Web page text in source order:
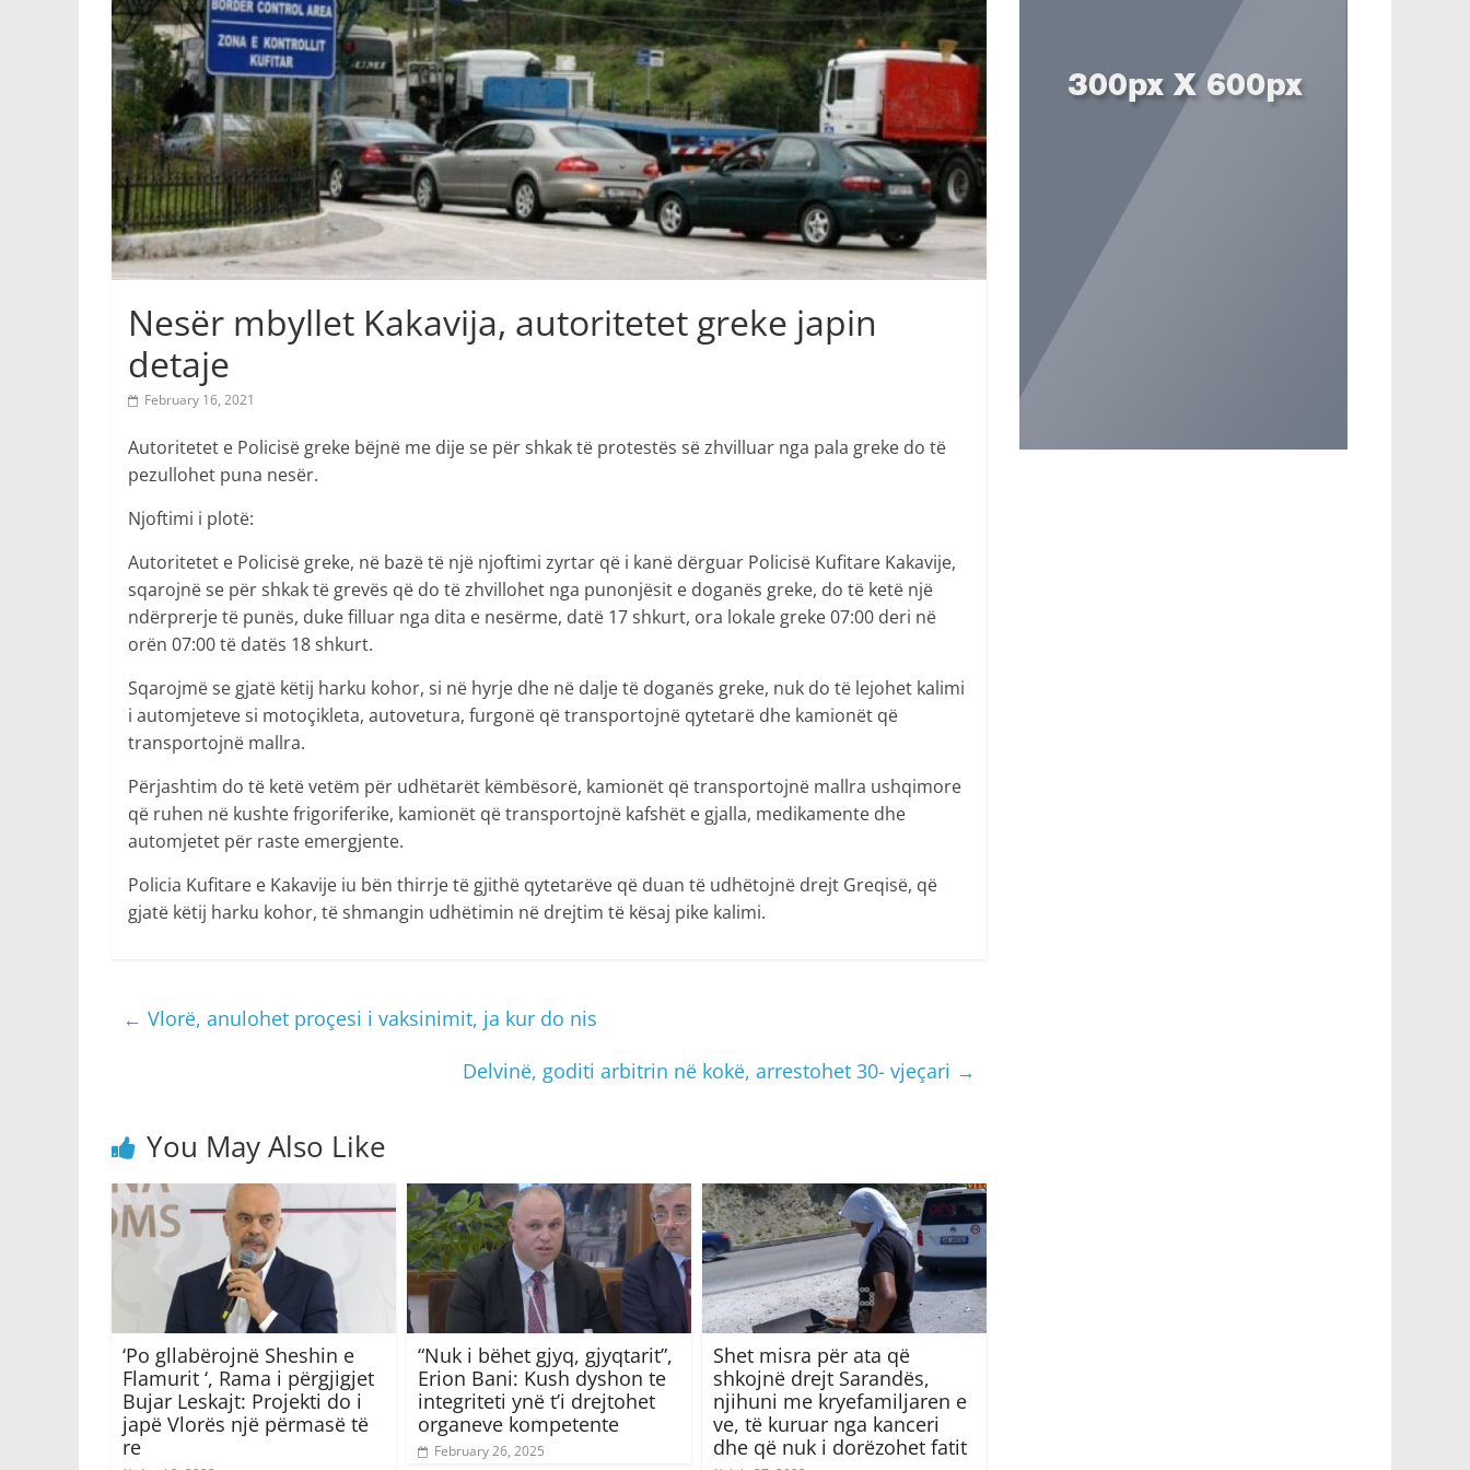
Nesër mbyllet Kakavija, autoritetet greke japin
detaje
February 16, 2021
Autoritetet e Policisë greke bëjnë me dije se për shkak të protestës së zhvilluar nga pala greke do të
pezullohet puna nesër.
Njoftimi i plotë:
Autoritetet e Policisë greke, në bazë të një njoftimi zyrtar që i kanë dërguar Policisë Kufitare Kakavije,
sqarojnë se për shkak të grevës që do të zhvillohet nga punonjësit e doganës greke, do të ketë një
ndërprerje të punës, duke filluar nga dita e nesërme, datë 17 shkurt, ora lokale greke 07:00 deri në
orën 07:00 të datës 18 shkurt.
Sqarojmë se gjatë këtij harku kohor, si në hyrje dhe në dalje të doganës greke, nuk do të lejohet kalimi
i automjeteve si motoçikleta, autovetura, furgonë që transportojnë qytetarë dhe kamionët që
transportojnë mallra.
Përjashtim do të ketë vetëm për udhëtarët këmbësorë, kamionët që transportojnë mallra ushqimore
që ruhen në kushte frigoriferike, kamionët që transportojnë kafshët e gjalla, medikamente dhe
automjetet për raste emergjente.
Policia Kufitare e Kakavije iu bën thirrje të gjithë qytetarëve që duan të udhëtojnë drejt Greqisë, që
gjatë këtij harku kohor, të shmangin udhëtimin në drejtim të kësaj pike kalimi.
← Vlorë, anulohet proçesi i vaksinimit, ja kur do nis
Delvinë, goditi arbitrin në kokë, arrestohet 30- vjeçari →
You May Also Like
‘Po gllabërojnë Sheshin e
Flamurit ‘, Rama i përgjigjet
Bujar Leskajt: Projekti do i
japë Vlorës një përmasë të
re
“Nuk i bëhet gjyq, gjyqtarit”,
Erion Bani: Kush dyshon te
integriteti ynë t’i drejtohet
organeve kompetente
February 26, 2025
Shet misra për ata që
shkojnë drejt Sarandës,
njihuni me kryefamiljaren e
ve, të kuruar nga kanceri
dhe që nuk i dorëzohet fatit